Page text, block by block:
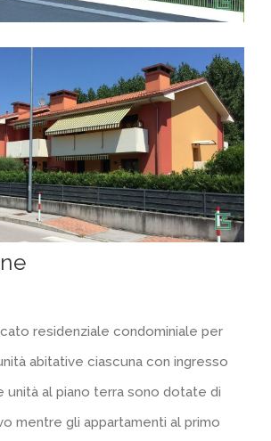
residenziale condominiale per
abitative ciascuna con ingresso
unità al piano terra sono dotate di
mentre gli appartamenti al primo